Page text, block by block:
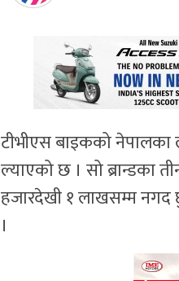
टीभीएस बाइकको नेपालका
ल्याएको छ । सो ब्रान्डका
हजारदेखी १ लाखसम्म नगद
।